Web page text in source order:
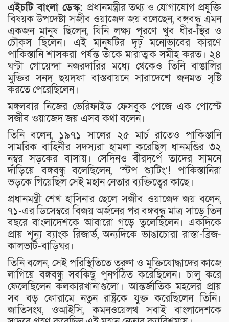
এইচটি বাংলা ডেস্ক: প্রধানমন্ত্রীর তথ্য ও যোগাযোগ প্রযুক্তি
বিষয়ক উপদেষ্টা সজীব ওয়াজেদ জয় বলেছেন, বঙ্গবন্ধু এমন
একজন মানুষ ছিলেন, যিনি লক্ষ্য পূরণে খুব ধীর-স্থির ও
চৌকস ছিলেন। এই মানুষটির দৃঢ় মনোভাবের কারণে
পাকিস্তানি শাসকরা পর্যন্ত তাঁকে মারাত্মক সমীহ করত। ২৪
ঘণ্টা গোয়েন্দা নজরদারির মধ্যে থেকেও তিনি বাঙালির
মুক্তির সনদ ছয়দফা বাস্তবায়নে সারাদেশে জনমত সৃষ্টি
করতে পেরেছিলেন।
মঙ্গলবার নিজের ভেরিফাইড ফেসবুক পেজে এক পোস্টে
সজীব ওয়াজেদ জয় এসব কথা বলেন।
তিনি বলেন, ১৯৭১ সালের ২৫ মার্চ রাতেও পাকিস্তানি
সামরিক বাহিনীর সদস্যরা হামলা করেছিল ধানমণ্ডির ৩২
নম্বর সড়কের বাসায়। সেদিনও বীরদর্পে তাদের সামনে
দাঁড়িয়ে বঙ্গবন্ধু বলেছিলেন, ‘স্টপ শ্যুটিং’! পাকিস্তানিরা
ভড়কে গিয়েছিল সেই মহান নেতার ব্যক্তিত্বের কাছে।
প্রধানমন্ত্রী শেখ হাসিনার ছেলে সজীব ওয়াজেদ জয় বলেন,
৭১-এর ডিসেম্বরে বিজয় অর্জনের পর বঙ্গবন্ধু মাত্র সাড়ে তিন
বছরে বাংলাদেশকে আবারো গড়ে তুলেছিলেন। একদিকে
প্রায় শূন্য ব্যাংক রিজার্ভ, অন্যদিকে ভাঙাচোরা রাস্তা-ব্রিজ-
কালভার্ট-বাড়িঘর।
তিনি বলেন, সেই পরিস্থিতিতে তরুণ ও মুক্তিযোদ্ধাদের কাজে
লাগিয়ে বঙ্গবন্ধু সবকিছু পুনর্গঠিত করেছিলেন। চালু করে
ফেলেছিলেন কলকারখানাগুলো। আন্তর্জাতিক মহলের প্রায়
সব বড় ফোরামে নতুন রাষ্ট্রকে যুক্ত করেছিলেন তিনি।
জাতিসংঘ, ওআইসি, কমনওয়েলথ সবাই বাংলাদেশকে